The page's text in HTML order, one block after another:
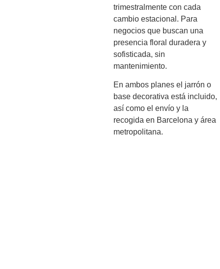
trimestralmente con cada
cambio estacional. Para
negocios que buscan una
presencia floral duradera y
sofisticada, sin
mantenimiento.
En ambos planes el jarrón o
base decorativa está incluido,
así como el envío y la
recogida en Barcelona y área
metropolitana.